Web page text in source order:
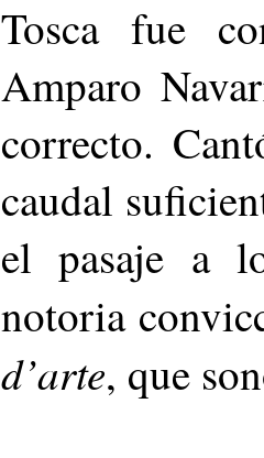
Tosca fue
Amparo
correcto.
caudal
el pasaje a
notoria
d’arte, que